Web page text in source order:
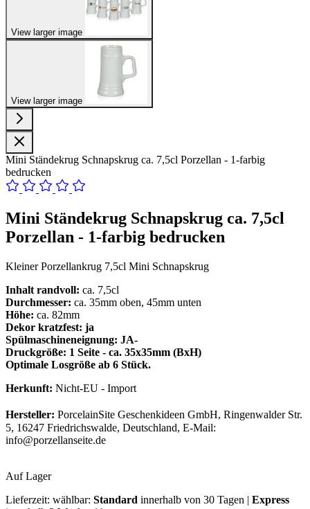
View larger image
View larger image
Mini Ständekrug Schnapskrug ca. 7,5cl Porzellan - 1-farbig
bedrucken
Mini Ständekrug Schnapskrug ca. 7,5cl
Porzellan - 1-farbig bedrucken
Kleiner Porzellankrug 7,5cl Mini Schnapskrug
Inhalt randvoll: ca. 7,5cl
Durchmesser: ca. 35mm oben, 45mm unten
Höhe: ca. 82mm
Dekor kratzfest: ja
Spülmaschineneignung: JA-
Druckgröße: 1 Seite - ca. 35x35mm (BxH)
Optimale Losgröße ab 6 Stück.
Herkunft: Nicht-EU - Import
Hersteller: PorcelainSite Geschenkideen GmbH, Ringenwalder Str.
5, 16247 Friedrichswalde, Deutschland, E-Mail:
info@porzellanseite.de
Auf Lager
Lieferzeit: wählbar: Standard innerhalb von 30 Tagen | Express